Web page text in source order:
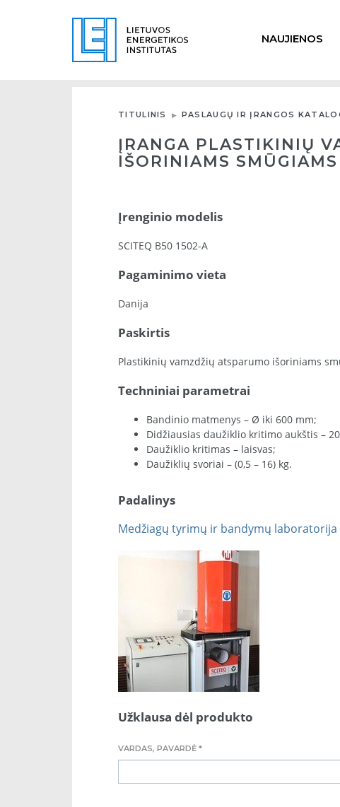
NAUJIENOS
TITULINIS PASLAUGŲ IR ĮRANGOS
ĮRANGA PLASTIKINIŲ
IŠORINIAMS
Įrenginio modelis
SCITEQ B50 1502-A
Pagaminimo vieta
Danija
Paskirtis
Plastikinių vamzdžių atsparumo išoriniams
Techniniai parametrai
Bandinio matmenys – Ø iki 600 mm;
Didžiausias daužiklio kritimo aukštis –
Daužiklio kritimas – laisvas;
Daužiklių svoriai – (0,5 – 16) kg.
Padalinys
Medžiagų tyrimų ir bandymų laboratorija
Užklausa dėl produkto
VARDAS, PAVARDĖ *